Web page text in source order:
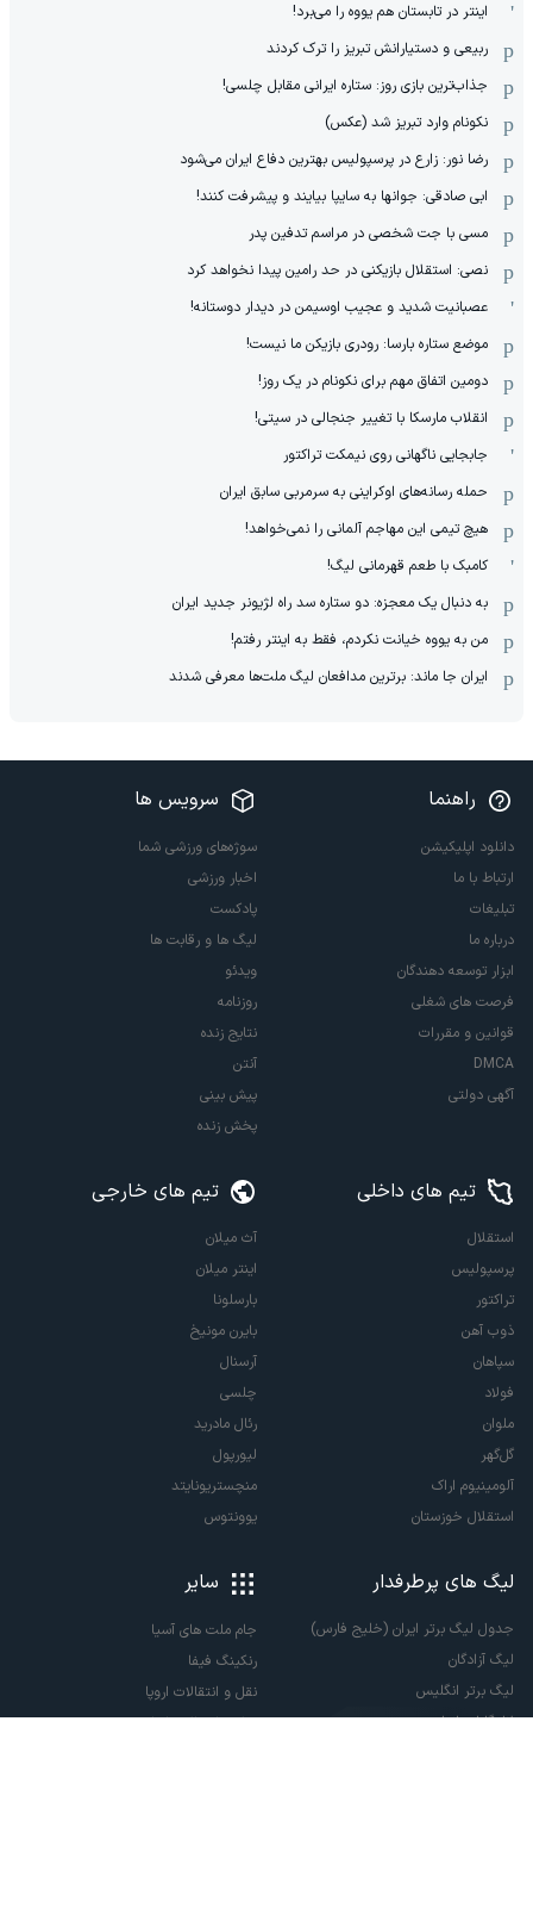
اینتر در تابستان هم یووه را می‌برد!
ربیعی و دستیارانش تبریز را ترک کردند
جذاب‌ترین بازی روز: ستاره ایرانی مقابل چلسی!
نکونام وارد تبریز شد (عکس)
رضا نور: زارع در پرسپولیس بهترین دفاع ایران می‌شود
ابی صادقی: جوانها به سایپا بیایند و پیشرفت کنند!
مسی با جت شخصی در مراسم تدفین پدر
نصی: استقلال بازیکنی در حد رامین پیدا نخواهد کرد
عصبانیت شدید و عجیب اوسیمن در دیدار دوستانه!
موضع ستاره بارسا: رودری بازیکن ما نیست!
دومین اتفاق مهم برای نکونام در یک روز!
انقلاب مارسکا با تغییر جنجالی در سیتی!
جابجایی ناگهانی روی نیمکت تراکتور
حمله رسانه‌های اوکراینی به سرمربی سابق ایران
هیچ‌ تیمی این مهاجم آلمانی را نمی‌خواهد!
کامبک با طعم قهرمانی لیگ!
به دنبال یک معجزه: دو ستاره سد راه لژیونر جدید ایران
من به یووه خیانت نکردم، فقط به اینتر رفتم!
ایران جا ماند: برترین مدافعان لیگ ملت‌ها معرفی شدند
راهنما
دانلود اپلیکیشن
ارتباط با ما
تبلیغات
درباره ما
ابزار توسعه دهندگان
فرصت های شغلی
قوانین و مقررات
DMCA
آگهی دولتی
سرویس ها
سوژه‌های ورزشی شما
اخبار ورزشی
پادکست
لیگ ها و رقابت ها
ویدئو
روزنامه
نتایج زنده
آنتن
پیش بینی
پخش زنده
تیم های داخلی
استقلال
پرسپولیس
تراکتور
ذوب آهن
سپاهان
فولاد
ملوان
گل‌گهر
آلومینیوم اراک
استقلال خوزستان
تیم های خارجی
آث میلان
اینتر میلان
بارسلونا
بایرن مونیخ
آرسنال
چلسی
رئال مادرید
لیورپول
منچستریونایتد
یوونتوس
لیگ های پرطرفدار
جدول لیگ برتر ایران (خلیج فارس)
لیگ آزادگان
لیگ برتر انگلیس
لالیگا اسپانیا
سایر
جام ملت های آسیا
رنکینگ فیفا
نقل و انتقالات اروپا
نقل و انتقالات ایران